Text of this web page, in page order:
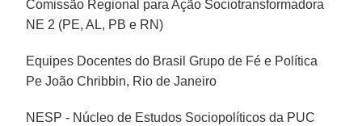
Comissão Regional para Ação Sociotransformadora
NE 2 (PE, AL, PB e RN)
Equipes Docentes do Brasil Grupo de Fé e Política
Pe João Chribbin, Rio de Janeiro
NESP - Núcleo de Estudos Sociopolíticos da PUC